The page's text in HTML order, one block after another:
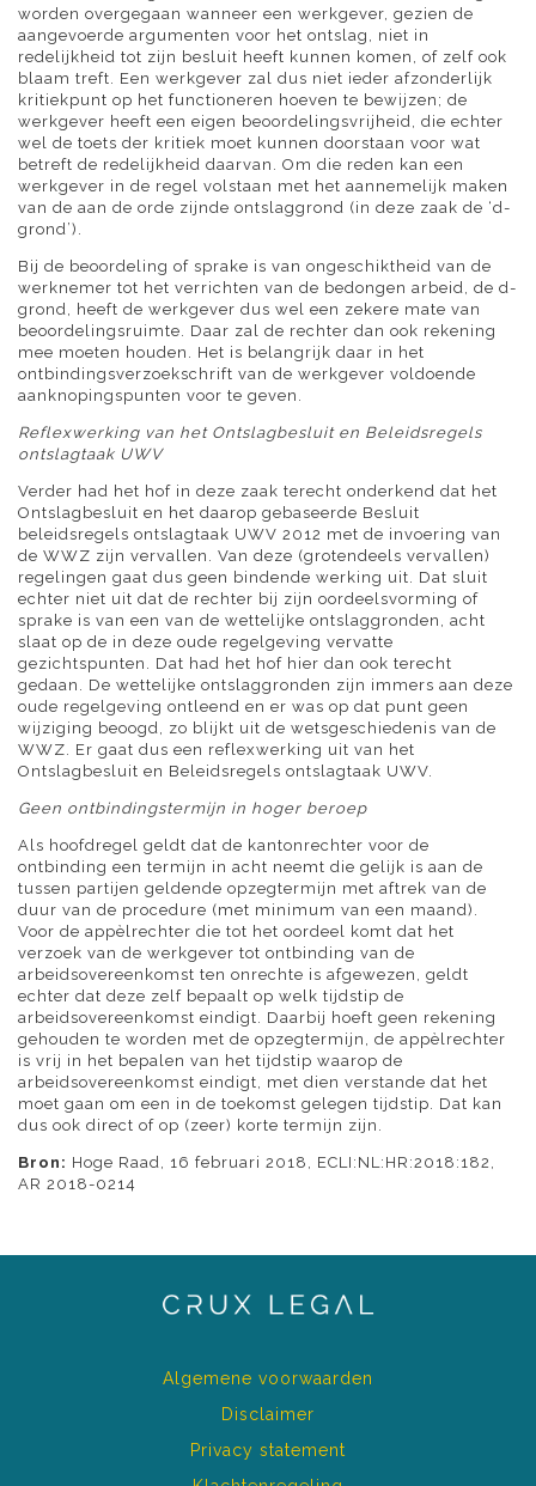
worden overgegaan wanneer een werkgever, gezien de
aangevoerde argumenten voor het ontslag, niet in
redelijkheid tot zijn besluit heeft kunnen komen, of zelf ook
blaam treft. Een werkgever zal dus niet ieder afzonderlijk
kritiekpunt op het functioneren hoeven te bewijzen; de
werkgever heeft een eigen beoordelingsvrijheid, die echter
wel de toets der kritiek moet kunnen doorstaan voor wat
betreft de redelijkheid daarvan. Om die reden kan een
werkgever in de regel volstaan met het aannemelijk maken
van de aan de orde zijnde ontslaggrond (in deze zaak de ‘d-
grond’).
Bij de beoordeling of sprake is van ongeschiktheid van de
werknemer tot het verrichten van de bedongen arbeid, de d-
grond, heeft de werkgever dus wel een zekere mate van
beoordelingsruimte. Daar zal de rechter dan ook rekening
mee moeten houden. Het is belangrijk daar in het
ontbindingsverzoekschrift van de werkgever voldoende
aanknopingspunten voor te geven.
Reflexwerking van het Ontslagbesluit en Beleidsregels
ontslagtaak UWV
Verder had het hof in deze zaak terecht onderkend dat het
Ontslagbesluit en het daarop gebaseerde Besluit
beleidsregels ontslagtaak UWV 2012 met de invoering van
de WWZ zijn vervallen. Van deze (grotendeels vervallen)
regelingen gaat dus geen bindende werking uit. Dat sluit
echter niet uit dat de rechter bij zijn oordeelsvorming of
sprake is van een van de wettelijke ontslaggronden, acht
slaat op de in deze oude regelgeving vervatte
gezichtspunten. Dat had het hof hier dan ook terecht
gedaan. De wettelijke ontslaggronden zijn immers aan deze
oude regelgeving ontleend en er was op dat punt geen
wijziging beoogd, zo blijkt uit de wetsgeschiedenis van de
WWZ. Er gaat dus een reflexwerking uit van het
Ontslagbesluit en Beleidsregels ontslagtaak UWV.
Geen ontbindingstermijn in hoger beroep
Als hoofdregel geldt dat de kantonrechter voor de
ontbinding een termijn in acht neemt die gelijk is aan de
tussen partijen geldende opzegtermijn met aftrek van de
duur van de procedure (met minimum van een maand).
Voor de appèlrechter die tot het oordeel komt dat het
verzoek van de werkgever tot ontbinding van de
arbeidsovereenkomst ten onrechte is afgewezen, geldt
echter dat deze zelf bepaalt op welk tijdstip de
arbeidsovereenkomst eindigt. Daarbij hoeft geen rekening
gehouden te worden met de opzegtermijn, de appèlrechter
is vrij in het bepalen van het tijdstip waarop de
arbeidsovereenkomst eindigt, met dien verstande dat het
moet gaan om een in de toekomst gelegen tijdstip. Dat kan
dus ook direct of op (zeer) korte termijn zijn.
Bron: Hoge Raad, 16 februari 2018, ECLI:NL:HR:2018:182,
AR 2018-0214
Algemene voorwaarden
Disclaimer
Privacy statement